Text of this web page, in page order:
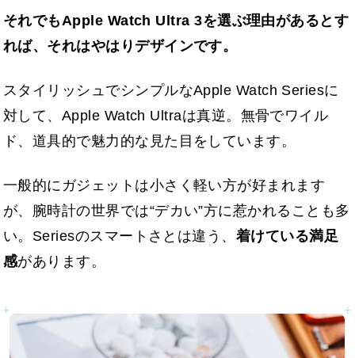
それでもApple Watch Ultra 3を選ぶ理由があるとす
れば、それはやはりデザインです。
スタイリッシュでシンプルなApple Watch Seriesに
対して、Apple Watch Ultraは真逆。無骨でワイル
ド、道具的で魅力的な見た目をしています。
一般的にガジェットは小さく軽い方が好まれます
が、腕時計の世界では“デカい”方に惹かれることも多
い。Seriesのスマートさとは違う、 着けている満足
感があります。